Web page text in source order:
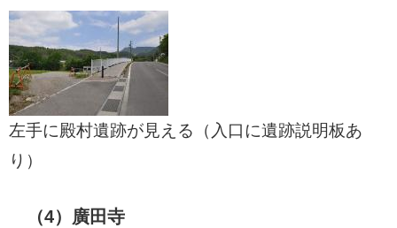
左手に殿村遺跡が見える（入口に遺跡説明板あ
り）
（4）廣田寺